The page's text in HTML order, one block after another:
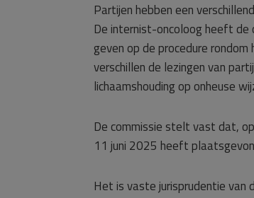
Partijen hebben een
De internist-oncoloog heeft de
geven op de procedure
verschillen de lezingen van
lichaamshouding op onheuse
De commissie stelt vast dat,
11 juni 2025 heeft
Het is vaste jurisprudentie van